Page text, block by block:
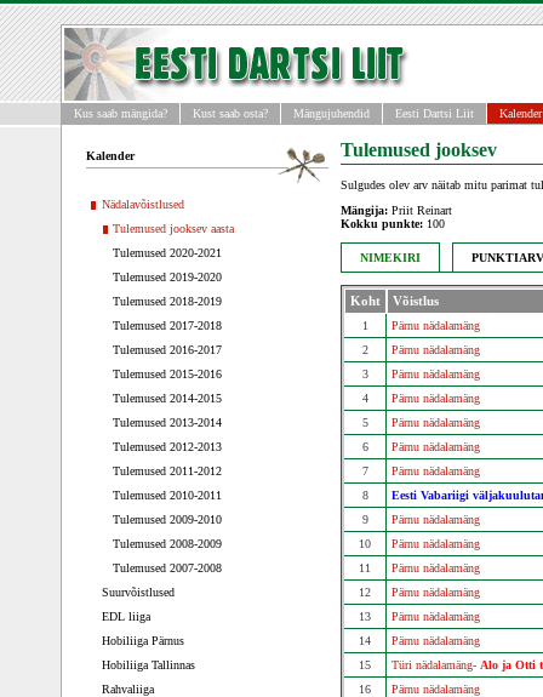
Kus saab mängida? Kust saab osta? Mängujuhendid Eesti Dartsi Liit Kalender
Kalender
Nädalavõistlused
Tulemused jooksev aasta
Tulemused 2020-2021
Tulemused 2019-2020
Tulemused 2018-2019
Tulemused 2017-2018
Tulemused 2016-2017
Tulemused 2015-2016
Tulemused 2014-2015
Tulemused 2013-2014
Tulemused 2012-2013
Tulemused 2011-2012
Tulemused 2010-2011
Tulemused 2009-2010
Tulemused 2008-2009
Tulemused 2007-2008
Suurvõistlused
EDL liiga
Hobiliiga Pärnus
Hobiliiga Tallinnas
Rahvaliiga
Tulemused jooksev
Sulgudes olev arv näitab mitu parimat
Mängija: Priit Reinart
Kokku punkte: 100
NIMEKIRI
Koht
Võistlus
1
Pärnu nädalamäng
2
Pärnu nädalamäng
3
Pärnu nädalamäng
4
Pärnu nädalamäng
5
Pärnu nädalamäng
6
Pärnu nädalamäng
7
Pärnu nädalamäng
8
Eesti Vabariigi
9
Pärnu nädalamäng
10
Pärnu nädalamäng
11
Pärnu nädalamäng
12
Pärnu nädalamäng
13
Pärnu nädalamäng
14
Pärnu nädalamäng
15
Türi nädalamäng- Alo ja Otti
16
Pärnu nädalamäng